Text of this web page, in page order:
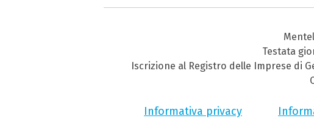
Testata
Iscrizione al Registro delle Imprese di
Informativa privacy